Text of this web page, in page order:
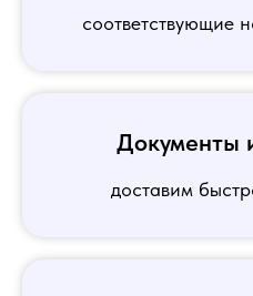
соответствующие
Документы
доставим